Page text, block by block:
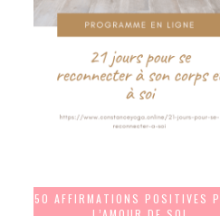
50 AFFIRMATIONS POSITIVES